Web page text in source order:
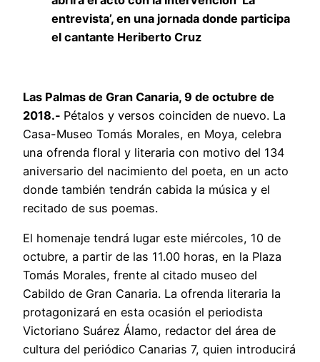
entrevista’, en una jornada donde participa
el cantante Heriberto Cruz
Las Palmas de Gran Canaria, 9 de octubre de
2018.- Pétalos y versos coinciden de nuevo. La
Casa-Museo Tomás Morales, en Moya, celebra
una ofrenda floral y literaria con motivo del 134
aniversario del nacimiento del poeta, en un acto
donde también tendrán cabida la música y el
recitado de sus poemas.
El homenaje tendrá lugar este miércoles, 10 de
octubre, a partir de las 11.00 horas, en la Plaza
Tomás Morales, frente al citado museo del
Cabildo de Gran Canaria. La ofrenda literaria la
protagonizará en esta ocasión el periodista
Victoriano Suárez Álamo, redactor del área de
cultura del periódico Canarias 7, quien introducirá